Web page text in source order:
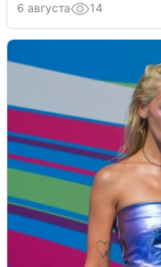
6 августа 14